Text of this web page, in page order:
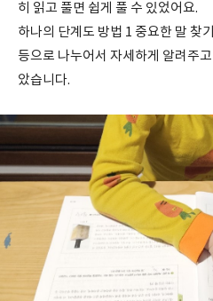
히 읽고 풀면 쉽게 풀 수 있었어요.
하나의 단계도 방법 1 중요한 말 찾
등으로 나누어서 자세하게 알려주
았습니다.